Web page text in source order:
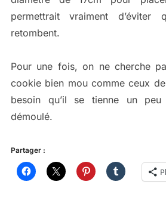
permettrait vraiment
retombent.
Pour une fois, on ne cherche
cookie bien mou comme ceux
besoin qu’il se tienne un
démoulé.
Partager :